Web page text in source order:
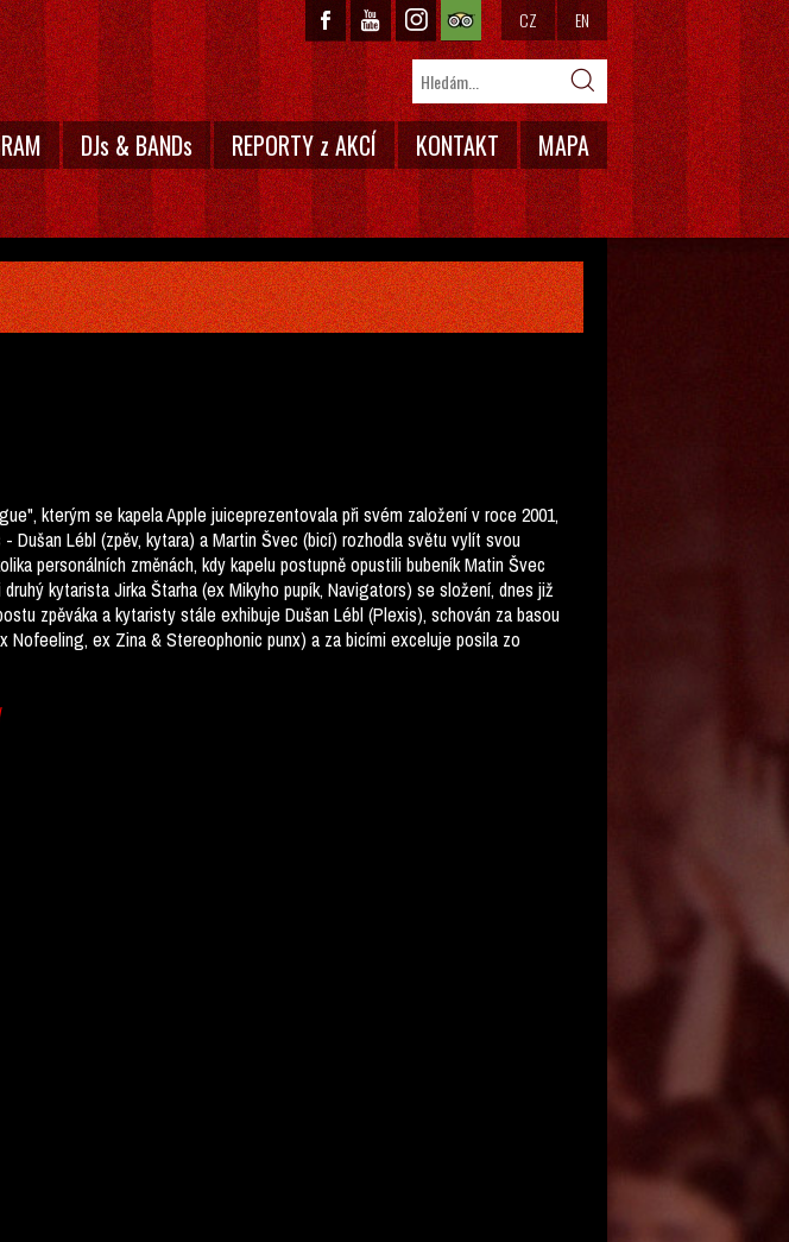
DJs & BANDs REPORTY z AKCÍ KONTAKT MAPA
CZ EN
kterým se kapela Apple juiceprezentovala při svém založení v roce 2001,
Dušan Lébl (zpěv, kytara) a Martin Švec (bicí) rozhodla světu vylít svou
personálních změnách, kdy kapelu postupně opustili bubeník Matin Švec
kytarista Jirka Štarha (ex Mikyho pupík, Navigators) se složení, dnes již
zpěváka a kytaristy stále exhibuje Dušan Lébl (Plexis), schován za basou
Nofeeling, ex Zina & Stereophonic punx) a za bicími exceluje posila zo